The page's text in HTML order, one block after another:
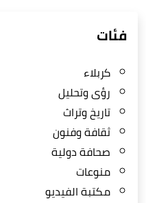
فئات
كربلاء
رؤى وتحليل
تاريخ وتراث
ثقافة وفنون
صحافة دولية
منوعات
مكتبة الفيديو